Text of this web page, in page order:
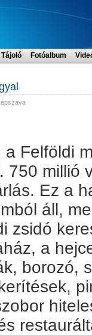
Tájoló Fotóalbum
Felföldi
750 millió
Ez a
áll,
zsidó
a
borozó,